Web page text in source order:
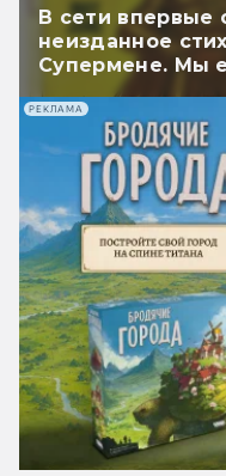
В сети впервые
неизданное
Супермене. Мы
РЕКЛАМА